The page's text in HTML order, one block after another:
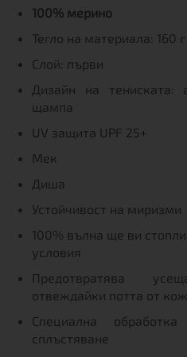
100% мерино
Тегло на материала: 160 г
Слой: първи
Дизайн на тениската:
щампа
UV защита UPF 25+
Мек
Диша
Устойчивост на миризми
100% вълна ще ви
условия
Предотвратява
отвеждайки потта от
Специална
сплъстяване